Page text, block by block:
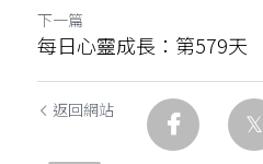
下一篇
每日心靈成長：第579天
返回網站